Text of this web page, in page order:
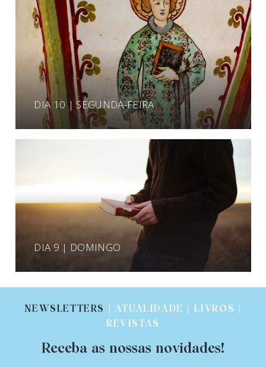
DIA 10 | SEGUNDA-FEIRA
DIA 9 | DOMINGO
NEWSLETTERS
| ATUALIDADE | LIVROS |
REVISTAS
Receba as nossas novidades!